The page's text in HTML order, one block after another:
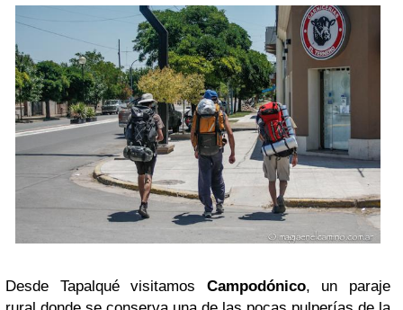
Desde Tapalqué visitamos Campodónico, un paraje